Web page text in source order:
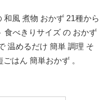
和風 煮物 おかず 21種から
食べきりサイズ の おかず
温めるだけ 簡単 調理 そ
はん 簡単おかず 。